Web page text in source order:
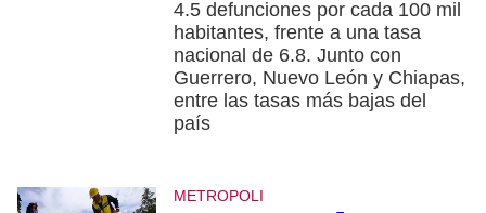
4.5 defunciones por cada 100 mil
habitantes, frente a una tasa
nacional de 6.8. Junto con
Guerrero, Nuevo León y Chiapas,
entre las tasas más bajas del
país
METROPOLI